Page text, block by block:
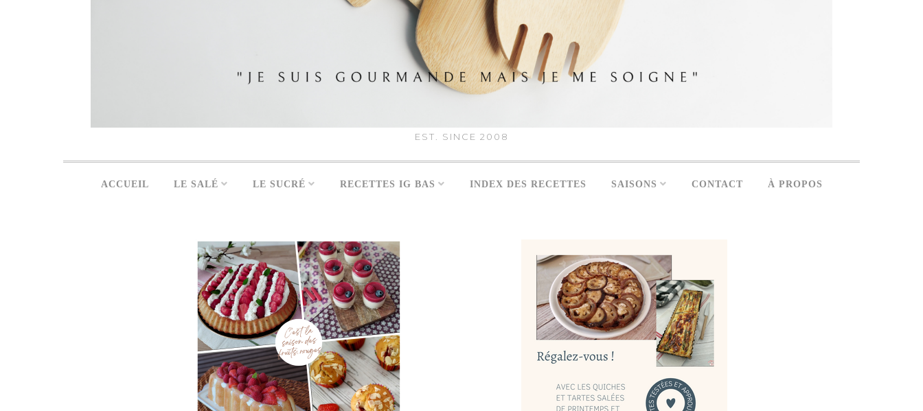
EST. SINCE 2008
ACCUEIL LE SALÉ LE SUCRÉ RECETTES IG BAS INDEX DES RECETTES SAISONS CONTACT À PROPOS